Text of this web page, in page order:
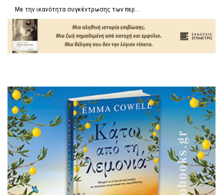
Με την ικανότητα συγκέντρωσης των περ...